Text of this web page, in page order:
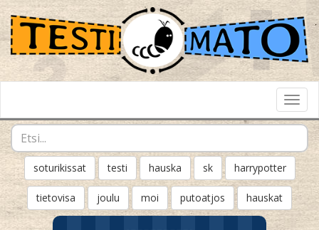
soturikissat testi hauska sk harrypotter
tietovisa joulu moi putoatjos hauskat